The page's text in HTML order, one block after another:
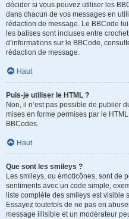
décider si vous pouvez utiliser les
dans chacun de vos messages en
rédaction de message. Le BBCode
les balises sont incluses entre
d’informations sur le BBCode,
rédaction de message.
Haut
Puis-je utiliser le HTML ?
Non, il n’est pas possible de publier
mises en forme permises par le
BBCodes.
Haut
Que sont les smileys ?
Les smileys, ou émoticônes, sont de
sentiments avec un code simple,
liste complète des smileys est
Essayez toutefois de ne pas en
message illisible et un modérateur